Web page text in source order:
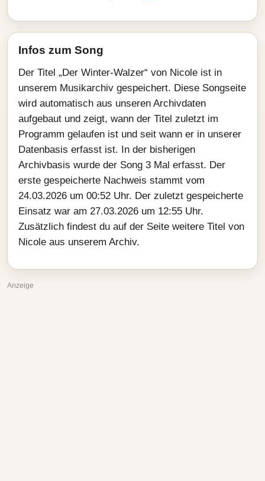
Infos zum Song
Der Titel „Der Winter-Walzer“ von Nicole ist in
unserem Musikarchiv gespeichert. Diese Songseite
wird automatisch aus unseren Archivdaten
aufgebaut und zeigt, wann der Titel zuletzt im
Programm gelaufen ist und seit wann er in unserer
Datenbasis erfasst ist. In der bisherigen
Archivbasis wurde der Song 3 Mal erfasst. Der
erste gespeicherte Nachweis stammt vom
24.03.2026 um 00:52 Uhr. Der zuletzt gespeicherte
Einsatz war am 27.03.2026 um 12:55 Uhr.
Zusätzlich findest du auf der Seite weitere Titel von
Nicole aus unserem Archiv.
Anzeige